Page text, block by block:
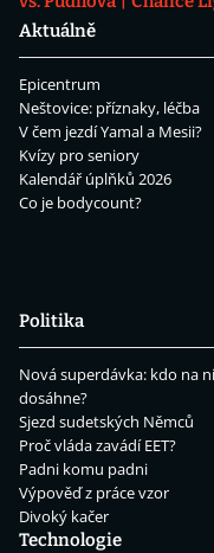
Aktuálně
Epicentrum
Neštovice: příznaky, léčba
V čem jezdí Yamal a Mesii?
Kvízy pro seniory
Kalendář úplňků 2026
Co je bodycount?
Politika
Nová superdávka: kdo na ní
dosáhne?
Sjezd sudetských Němců
Proč vláda zavádí EET?
Padni komu padni
Výpověď z práce vzor
Divoký kačer
Technologie